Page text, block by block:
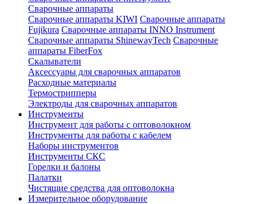
Сварочные аппараты
Сварочные аппараты KIWI Сварочные аппараты
Fujikura Сварочные аппараты INNO Instrument
Сварочные аппараты ShinewayTech Cварочные
аппараты FiberFox
Скалыватели
Аксессуары для сварочных аппаратов
Расходные материалы
Термострипперы
Электроды для сварочных аппаратов
Инструменты
Инструмент для работы с оптоволокном
Инструменты для работы с кабелем
Наборы инструментов
Инструменты СКС
Горелки и балоны
Палатки
Чистящие средства для оптоволокна
Измерительное оборудование